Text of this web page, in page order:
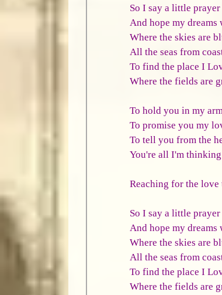
So I say a little prayer
And hope my dreams
Where the skies are
All the seas from
To find the place I
Where the fields are
To hold you in my
To promise you my
To tell you from the
You're all I'm
Reaching for the love
So I say a little prayer
And hope my
Where the skies are
All the seas from
To find the place I
Where the fields are